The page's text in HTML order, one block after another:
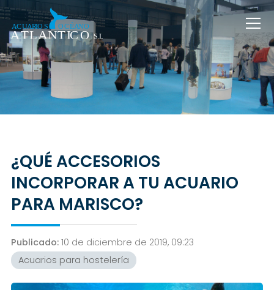
¿QUÉ ACCESORIOS
INCORPORAR A TU ACUARIO
PARA MARISCO?
Publicado: 10 de diciembre de 2019, 09:23
Acuarios para hostelería